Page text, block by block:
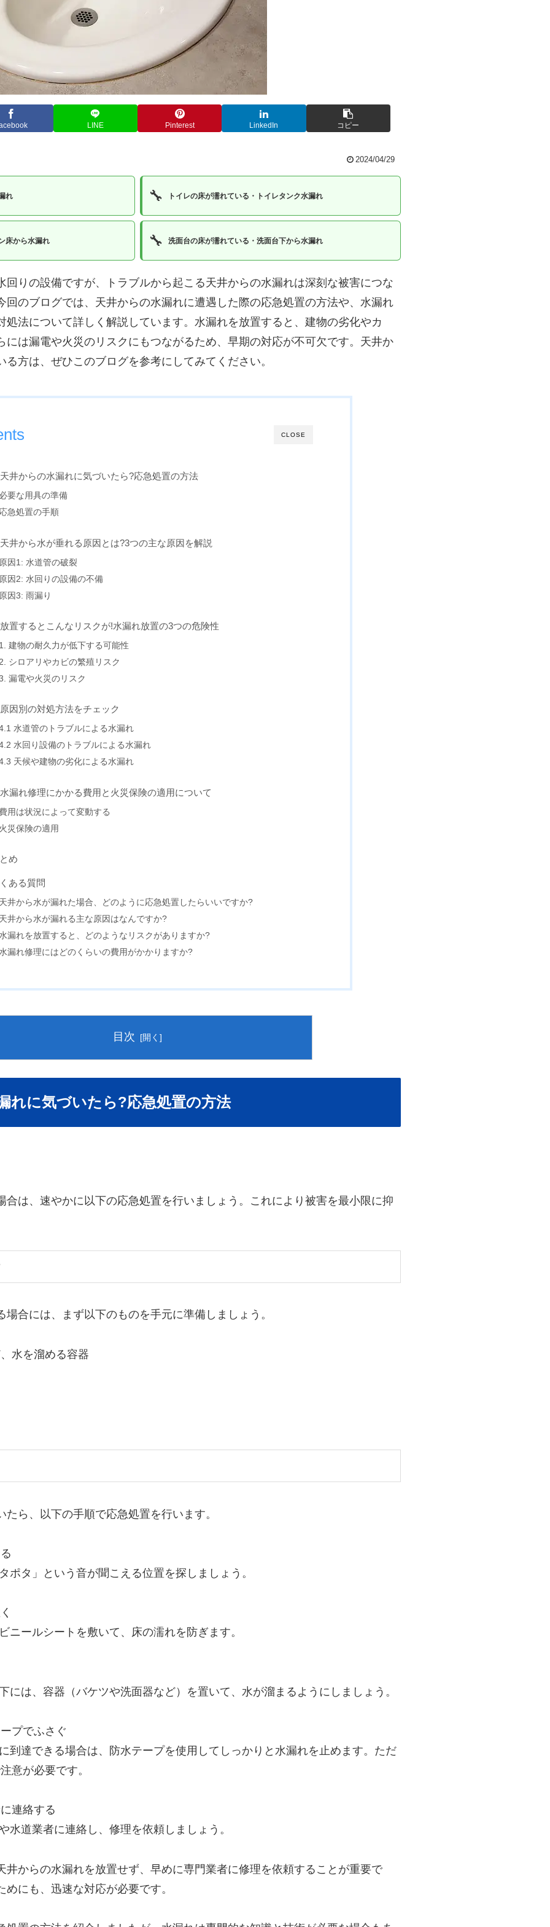
LINE Pinterest LinkedIn コピー
2024/04/29
れ 🔧 トイレの床が濡れている・トイレタンク水漏れ
床から水漏れ 🔧 洗面台の床が濡れている・洗面台下から水漏れ
回りの設備ですが、トラブルから起こる天井からの水漏れは深刻な被害につな
回のブログでは、天井からの水漏れに遭遇した際の応急処置の方法や、水漏れ
処法について詳しく解説しています。水漏れを放置すると、建物の劣化やカ
には漏電や火災のリスクにもつながるため、早期の対応が不可欠です。天井か
方は、ぜひこのブログを参考にしてみてください。
CLOSE
井からの水漏れに気づいたら?応急処置の方法
要な用具の準備
急処置の手順
井から水が垂れる原因とは?3つの主な原因を解説
因1: 水道管の破裂
因2: 水回りの設備の不備
因3: 雨漏り
置するとこんなリスクが!水漏れ放置の3つの危険性
建物の耐久力が低下する可能性
シロアリやカビの繁殖リスク
漏電や火災のリスク
因別の対処方法をチェック
水道管のトラブルによる水漏れ
水回り設備のトラブルによる水漏れ
天候や建物の劣化による水漏れ
漏れ修理にかかる費用と火災保険の適用について
用は状況によって変動する
災保険の適用
め
ある質問
井から水が漏れた場合、どのように応急処置したらいいですか?
井から水が漏れる主な原因はなんですか?
漏れを放置すると、どのようなリスクがありますか?
漏れ修理にはどのくらいの費用がかかりますか?
目次
れに気づいたら?応急処置の方法
合は、速やかに以下の応急処置を行いましょう。これにより被害を最小限に抑
合には、まず以下のものを手元に準備しましょう。
水を溜める容器
ら、以下の手順で応急処置を行います。
ポタ」という音が聞こえる位置を探しましょう。
ニールシートを敷いて、床の濡れを防ぎます。
には、容器（バケツや洗面器など）を置いて、水が溜まるようにしましょう。
プでふさぐ
到達できる場合は、防水テープを使用してしっかりと水漏れを止めます。ただ
意が必要です。
連絡する
水道業者に連絡し、修理を依頼しましょう。
井からの水漏れを放置せず、早めに専門業者に修理を依頼することが重要で
にも、迅速な対応が必要です。